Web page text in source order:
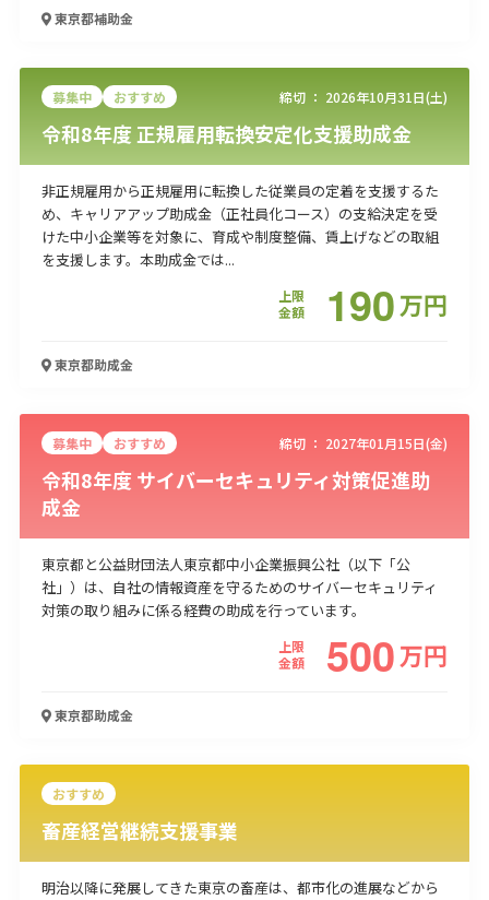
東京都補助金
募集中 おすすめ 締切 ： 2026年10月31日(土)
令和8年度 正規雇用転換安定化支援助成金
非正規雇用から正規雇用に転換した従業員の定着を支援するた
め、キャリアアップ助成金（正社員化コース）の支給決定を受
けた中小企業等を対象に、育成や制度整備、賃上げなどの取組
を支援します。本助成金では...
上限
金額
190万円
東京都助成金
募集中 おすすめ 締切 ： 2027年01月15日(金)
令和8年度 サイバーセキュリティ対策促進助
成金
東京都と公益財団法人東京都中小企業振興公社（以下「公
社」）は、自社の情報資産を守るためのサイバーセキュリティ
対策の取り組みに係る経費の助成を行っています。
上限
金額
500万円
東京都助成金
おすすめ
畜産経営継続支援事業
明治以降に発展してきた東京の畜産は、都市化の進展などから